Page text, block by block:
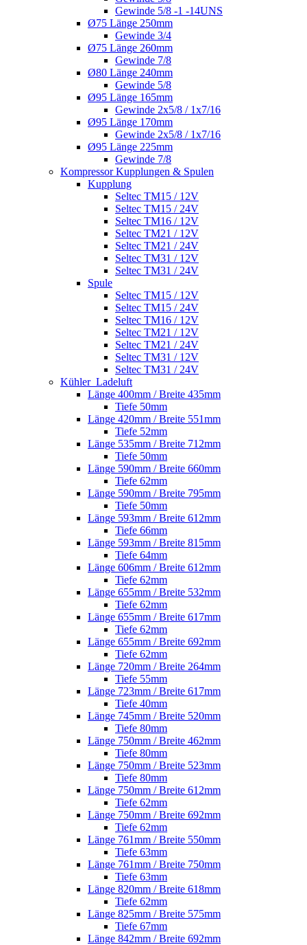
Gewinde 5/8 -1 -14UNS
Ø75 Länge 250mm
Gewinde 3/4
Ø75 Länge 260mm
Gewinde 7/8
Ø80 Länge 240mm
Gewinde 5/8
Ø95 Länge 165mm
Gewinde 2x5/8 / 1x7/16
Ø95 Länge 170mm
Gewinde 2x5/8 / 1x7/16
Ø95 Länge 225mm
Gewinde 7/8
Kompressor Kupplungen & Spulen
Kupplung
Seltec TM15 / 12V
Seltec TM15 / 24V
Seltec TM16 / 12V
Seltec TM21 / 12V
Seltec TM21 / 24V
Seltec TM31 / 12V
Seltec TM31 / 24V
Spule
Seltec TM15 / 12V
Seltec TM15 / 24V
Seltec TM16 / 12V
Seltec TM21 / 12V
Seltec TM21 / 24V
Seltec TM31 / 12V
Seltec TM31 / 24V
Kühler_Ladeluft
Länge 400mm / Breite 435mm
Tiefe 50mm
Länge 420mm / Breite 551mm
Tiefe 52mm
Länge 535mm / Breite 712mm
Tiefe 50mm
Länge 590mm / Breite 660mm
Tiefe 62mm
Länge 590mm / Breite 795mm
Tiefe 50mm
Länge 593mm / Breite 612mm
Tiefe 66mm
Länge 593mm / Breite 815mm
Tiefe 64mm
Länge 606mm / Breite 612mm
Tiefe 62mm
Länge 655mm / Breite 532mm
Tiefe 62mm
Länge 655mm / Breite 617mm
Tiefe 62mm
Länge 655mm / Breite 692mm
Tiefe 62mm
Länge 720mm / Breite 264mm
Tiefe 55mm
Länge 723mm / Breite 617mm
Tiefe 40mm
Länge 745mm / Breite 520mm
Tiefe 80mm
Länge 750mm / Breite 462mm
Tiefe 80mm
Länge 750mm / Breite 523mm
Tiefe 80mm
Länge 750mm / Breite 612mm
Tiefe 62mm
Länge 750mm / Breite 692mm
Tiefe 62mm
Länge 761mm / Breite 550mm
Tiefe 63mm
Länge 761mm / Breite 750mm
Tiefe 63mm
Länge 820mm / Breite 618mm
Tiefe 62mm
Länge 825mm / Breite 575mm
Tiefe 67mm
Länge 842mm / Breite 692mm